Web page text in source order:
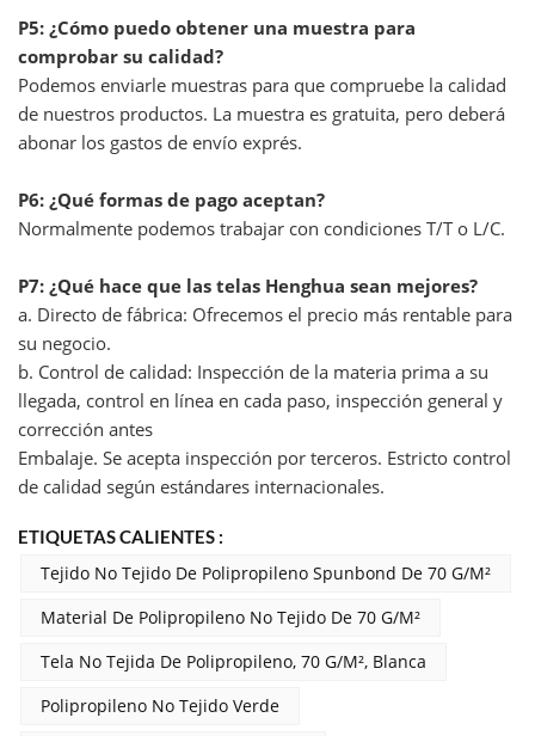
P5: ¿Cómo puedo obtener una muestra para
comprobar su calidad?
Podemos enviarle muestras para que compruebe la calidad
de nuestros productos. La muestra es gratuita, pero deberá
abonar los gastos de envío exprés.
P6: ¿Qué formas de pago aceptan?
Normalmente podemos trabajar con condiciones T/T o L/C.
P7: ¿Qué hace que las telas Henghua sean mejores?
a. Directo de fábrica: Ofrecemos el precio más rentable para
su negocio.
b. Control de calidad: Inspección de la materia prima a su
llegada, control en línea en cada paso, inspección general y
corrección antes
Embalaje. Se acepta inspección por terceros. Estricto control
de calidad según estándares internacionales.
ETIQUETAS CALIENTES :
Tejido No Tejido De Polipropileno Spunbond De 70 G/m²
Material De Polipropileno No Tejido De 70 G/m²
Tela No Tejida De Polipropileno, 70 G/m², Blanca
Polipropileno No Tejido Verde